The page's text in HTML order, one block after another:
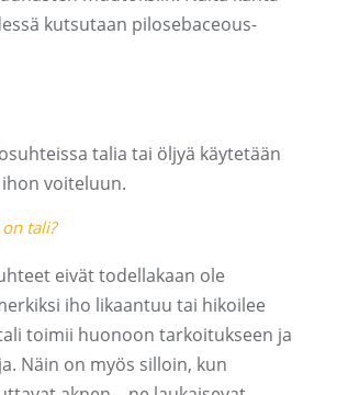
kutsutaan pilosebaceous-
talia tai öljyä käytetään
voiteluun.
tali?
eivät todellakaan ole
iho likaantuu tai hikoilee
toimii huonoon tarkoitukseen ja
Näin on myös silloin, kun